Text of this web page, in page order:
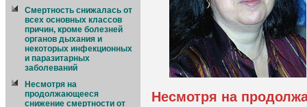
Смертность снижалась от
всех основных классов
причин, кроме болезней
органов дыхания и
некоторых инфекционных
и паразитарных
заболеваний
Несмотря на
продолжающееся
снижение смертности от
Несмотря на